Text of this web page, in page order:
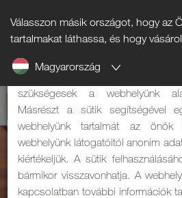
Válasszon másik országot, hogy az
tartalmakat láthassa, és hogy
Magyarország
Tájékoztató a sütikről
A weboldalunk sütiket használ. Két
szükségesek a webhelyünk
Másrészt a sütik segítségével
webhelyünk tartalmát az
webhelyünk látogatóitól anonim
kiértékeljük. A sütik
bármikor visszavonhatja. A
kapcsolatban további információk